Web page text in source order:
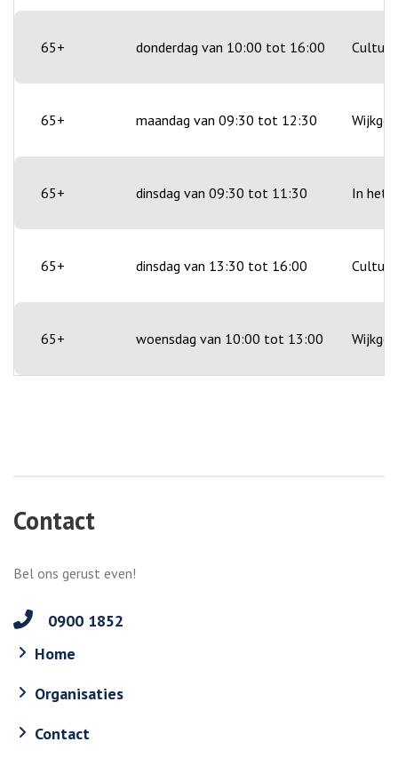
65+ donderdag van 10:00 tot 16:00
65+ maandag van 09:30 tot 12:30
65+ dinsdag van 09:30 tot 11:30 In het
65+ dinsdag van 13:30 tot 16:00
65+ woensdag van 10:00 tot 13:00
Contact
Bel ons gerust even!
0900 1852
Home
Organisaties
Contact